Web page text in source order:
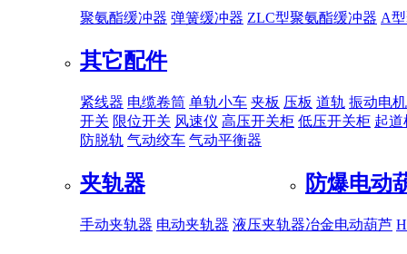
聚氨酯缓冲器 弹簧缓冲器 ZLC型聚氨酯缓冲器 A
其它配件
紧线器 电缆卷筒 单轨小车 夹板 压板 道轨 振动电机
开关 限位开关 风速仪 高压开关柜 低压开关柜 起道
防脱轨 气动绞车 气动平衡器
夹轨器
手动夹轨器 电动夹轨器 液压夹轨器
防爆电动
冶金电动葫芦